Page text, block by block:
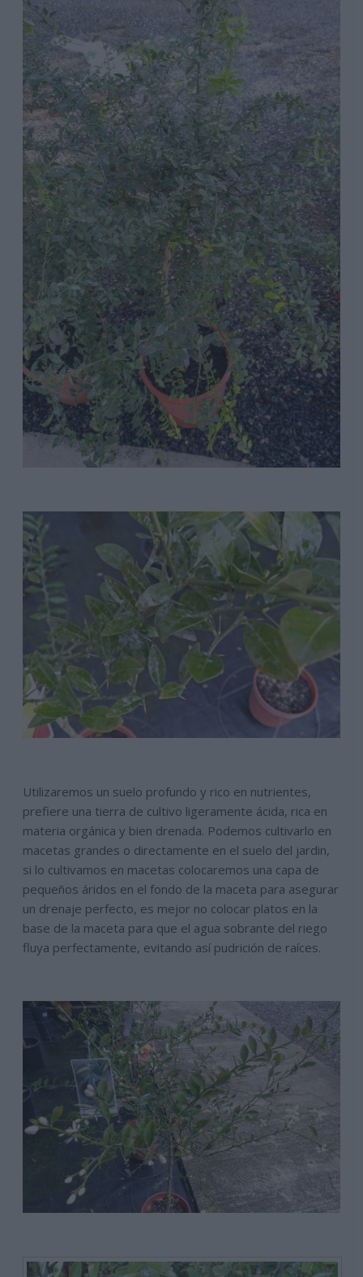
Utilizaremos un suelo profundo y rico en nutrientes,
prefiere una tierra de cultivo ligeramente ácida, rica en
materia orgánica y bien drenada. Podemos cultivarlo en
macetas grandes o directamente en el suelo del jardin,
si lo cultivamos en macetas colocaremos una capa de
pequeños áridos en el fondo de la maceta para asegurar
un drenaje perfecto, es mejor no colocar platos en la
base de la maceta para que el agua sobrante del riego
fluya perfectamente, evitando así pudrición de raíces.